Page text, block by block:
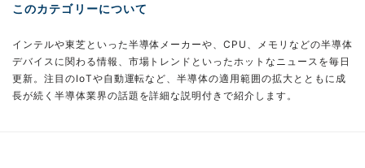
このカテゴリーについて
インテルや東芝といった半導体メーカーや、CPU、メモリなどの半導体
デバイスに関わる情報、市場トレンドといったホットなニュースを毎日
更新。注目のIoTや自動運転など、半導体の適用範囲の拡大とともに成
長が続く半導体業界の話題を詳細な説明付きで紹介します。